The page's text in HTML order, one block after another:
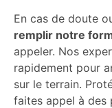
En cas de doute
remplir notre
appeler. Nos
rapidement pour
sur le terrain.
faites appel à des